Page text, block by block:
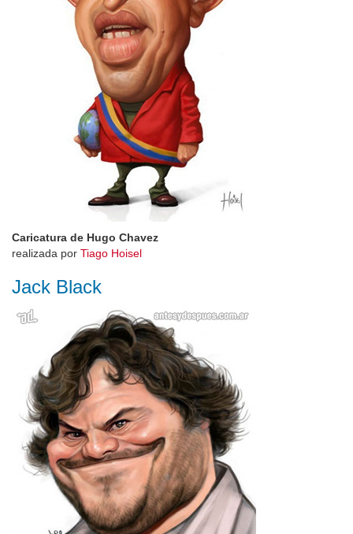
Caricatura de Hugo Chavez
realizada por Tiago Hoisel
Jack Black